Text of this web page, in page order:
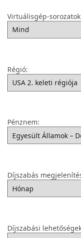
Virtuálisgép-sorozatok
Régió:
Pénznem:
Díjszabás
Díjszabási